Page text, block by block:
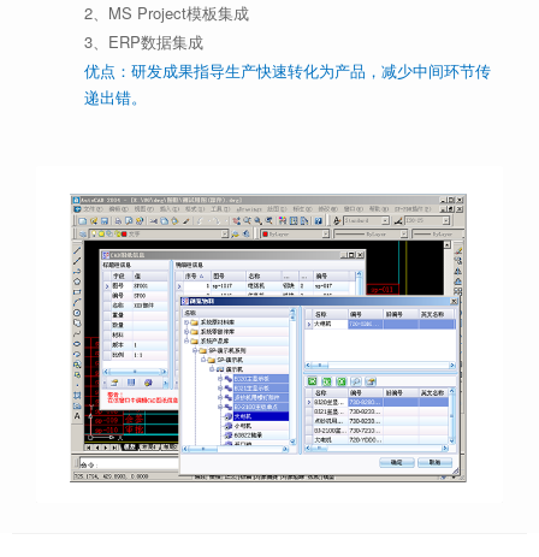
2、MS Project模板集成
3、ERP数据集成
优点：研发成果指导生产快速转化为产品，减少中间环节传
递出错。